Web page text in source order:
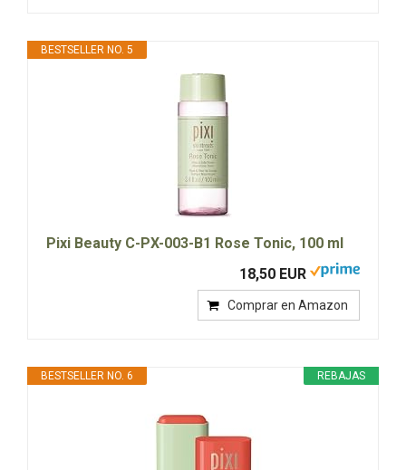
BESTSELLER NO. 5
Pixi Beauty C-PX-003-B1 Rose Tonic, 100 ml
18,50 EUR
Comprar en Amazon
REBAJAS
BESTSELLER NO. 6